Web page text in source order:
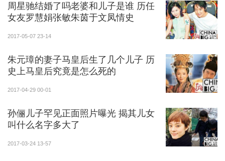
办理了离婚手续。经协商，女儿赵玉芳、儿子赵铁蛋由
葛淑珍抚养，赵本山一次性付清了葛淑珍及两个孩子的
生活费、抚养费、医疗费，同时，他还把夏利轿车、三
身出户”。
周星驰结婚了吗老婆和儿子是谁 历任
女友罗慧娟张敏朱茵于文凤情史
2017-05-07 23-14
朱元璋的妻子马皇后生了几个儿子 历
史上马皇后究竟是怎么死的
2017-04-29 00-01
孙俪儿子罕见正面照片曝光 揭其儿女
叫什么名字多大了
2017-03-24 13-57